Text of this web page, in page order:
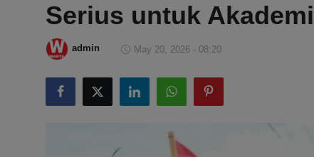
Teknologi
Hiburan
Kesehatan
Serius untuk
admin May 20, 2026 - 08:20